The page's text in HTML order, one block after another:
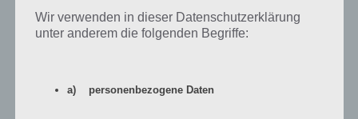
auf. Besonders hübsch empfanden wir die grafische Umsetzung der
App. So verändert sich die Welt je nach Jahreszeit enorm.
Mountain Goat Mountain kann kostenlos für Android, iPhone und
Wir verwenden in dieser Datenschutzerklärung
unter anderem die folgenden Begriffe:
a) personenbezogene Daten